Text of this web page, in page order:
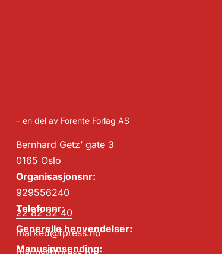
– en del av Forente Forlag AS
Bernhard Getz’ gate 3
0165 Oslo
Organisasjonsnr:
929556240
Telefonnr:
22 82 32 40
Generelle henvendelser:
marked@fpress.no
Manusinnsending: